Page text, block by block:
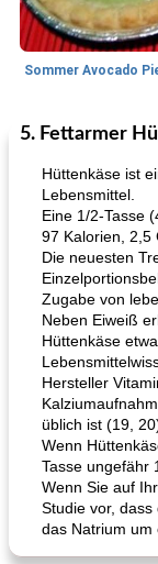
Sommer Avocado
Kurs
Karamell-Brownie-
5. Fettarmer
Hüttenkäse ist
Lebensmittel.
Eine 1/2-Tasse
97 Kalorien, 2,5
Die neuesten
Zugabe von
Neben Eiweiß
Hüttenkäse
Hersteller
üblich ist (19,
Wenn
Tasse ungefähr
Wenn Sie auf
Studie vor,
das Natrium um